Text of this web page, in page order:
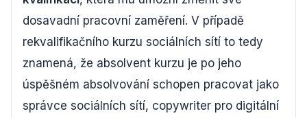
dosavadní pracovní zaměření. V případě
rekvalifikačního kurzu sociálních sítí to tedy
znamená, že absolvent kurzu je po jeho
úspěšném absolvování schopen pracovat jako
správce sociálních sítí, copywriter pro digitální